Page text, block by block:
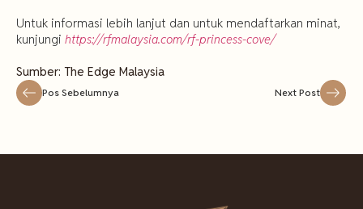
Untuk informasi lebih lanjut dan untuk mendaftarkan minat,
kunjungi https://rfmalaysia.com/rf-princess-cove/
Sumber: The Edge Malaysia
Pos Sebelumnya Next Post